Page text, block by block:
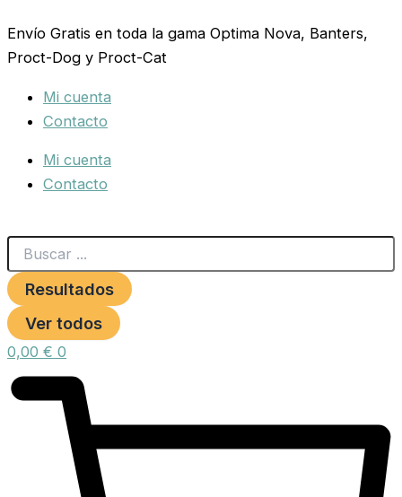
al
contenido
Envío Gratis en toda la gama Optima Nova, Banters,
Proct-Dog y Proct-Cat
Mi cuenta
Contacto
Mi cuenta
Contacto
...
Resultados
Ver todos
0,00 € 0
CUERO
LISO
35X650MM.NATURAL